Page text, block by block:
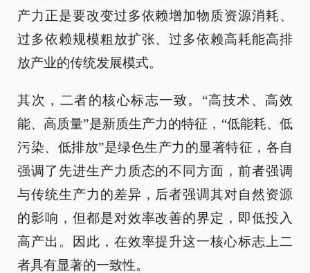
产力正是要改变过多依赖增加物质资源消耗、
过多依赖规模粗放扩张、过多依赖高耗能高排
放产业的传统发展模式。
其次，二者的核心标志一致。“高技术、高效
能、高质量”是新质生产力的特征，“低能耗、低
污染、低排放”是绿色生产力的显著特征，各自
强调了先进生产力质态的不同方面，前者强调
与传统生产力的差异，后者强调其对自然资源
的影响，但都是对效率改善的界定，即低投入
高产出。因此，在效率提升这一核心标志上二
者具有显著的一致性。